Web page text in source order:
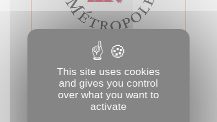
Conseil d'Amiens Métropole du 12
Jeudi 12 février 2026, 18h00, salle des
assemblées, se tiendra le prochain
conseil d’Amiens Métropole. A su...
This site uses cookies
and gives you control
over what you want to
activate